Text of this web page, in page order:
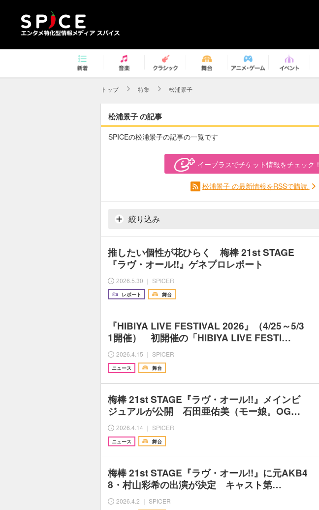
トップ 特集 松浦景子
松浦景子 の記事
SPICEの松浦景子の記事の一覧です
イープラスでチケット情報をチェック！
松浦景子 の最新情報をRSSで購読
絞り込み
推したい個性が花ひらく 梅棒 21st STAGE
『ラヴ・オール!!』ゲネプロレポート
2026.5.30 ｜ SPICER
レポート 舞台
『HIBIYA LIVE FESTIVAL 2026』（4/25～5/3
1開催） 初開催の「HIBIYA LIVE FESTI…
2026.4.15 ｜ SPICER
ニュース 舞台
梅棒 21st STAGE『ラヴ・オール!!』メインビ
ジュアルが公開 石田亜佑美（モー娘。OG…
2026.4.14 ｜ SPICER
ニュース 舞台
梅棒 21st STAGE『ラヴ・オール!!』に元AKB4
8・村山彩希の出演が決定 キャスト第…
2026.4.2 ｜ SPICER